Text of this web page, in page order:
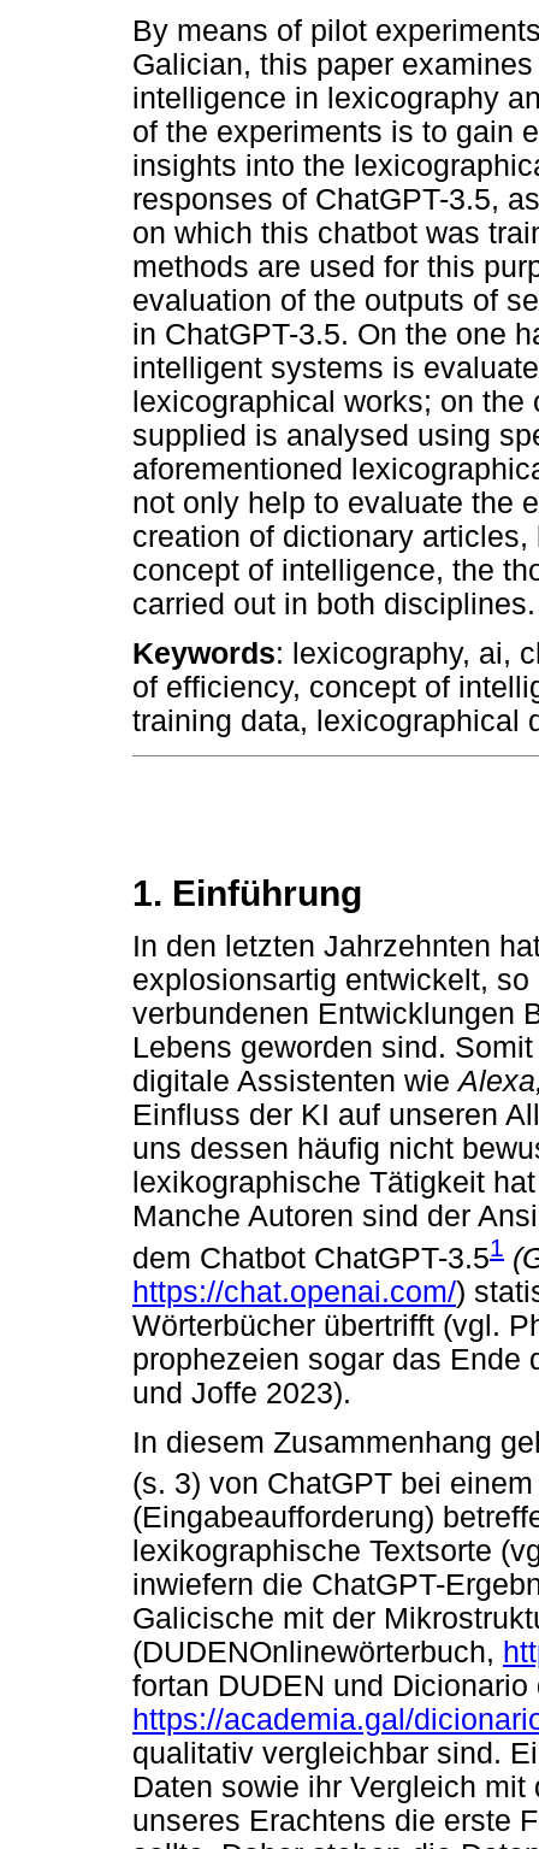
By means of pilot
Galician, this paper
intelligence in lexicography
of the experiments is to gain
insights into the
responses of ChatGPT-3.5,
on which this chatbot was
methods are used for this
evaluation of the outputs of
in ChatGPT-3.5. On the one
intelligent systems is
lexicographical works; on
supplied is analysed using
aforementioned
not only help to evaluate the
creation of dictionary
concept of intelligence, the
carried out in both disciplines.
Keywords: lexicography, ai,
of efficiency, concept of
training data, lexicographical
1. Einführung
In den letzten Jahrzehnten
explosionsartig entwickelt,
verbundenen Entwicklungen
Lebens geworden sind.
digitale Assistenten wie
Einfluss der KI auf unseren
uns dessen häufig nicht
lexikographische Tätigkeit
Manche Autoren sind der
dem Chatbot ChatGPT-3.51
https://chat.openai.com/)
Wörterbücher übertrifft (vgl.
prophezeien sogar das Ende
und Joffe 2023).
In diesem Zusammenhang
(s. 3) von ChatGPT bei
(Eingabeaufforderung)
lexikographische Textsorte
inwiefern die ChatGPT-
Galicische mit der
(DUDENOnlinewörterbuch,
fortan DUDEN und
https://academia.gal/
qualitativ vergleichbar sind.
Daten sowie ihr Vergleich
unseres Erachtens die erste